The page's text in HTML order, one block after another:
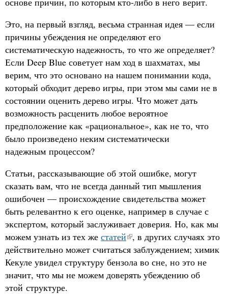
Это, на первый взгляд, весьма странная идея — если
причины убеждения не определяют его
систематическую надежность, то что же определяет?
Если Deep Blue советует нам ход в шахматах, мы
верим, что это основано на нашем понимании кода,
который обходит дерево игры, при этом мы сами не в
состоянии оценить дерево игры. Что может дать
возможность расценить любое вероятное
предположение как «рациональное», как не то, что
было произведено неким систематически
надежным процессом?
Статьи, рассказывающие об этой ошибке, могут
сказать вам, что не всегда данный тип мышления
ошибочен — происхождение свидетельства может
быть релевантно к его оценке, например в случае с
экспертом, который заслуживает доверия. Но, как мы
можем узнать из тех же статей , в других случаях это
действительно может считаться заблуждением; химик
Кекуле увидел структуру бензола во сне, но это не
значит, что мы не можем доверять убеждению об
этой структуре.